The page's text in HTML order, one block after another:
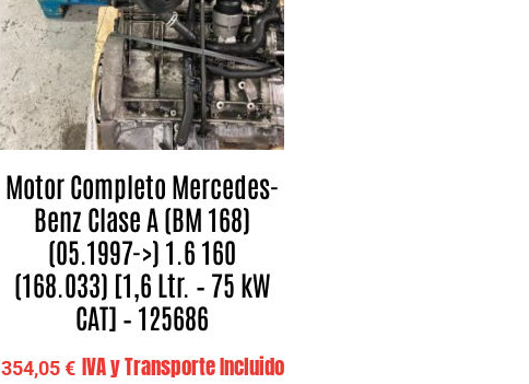
Motor Completo Mercedes-
Benz Clase A (BM 168)
(05.1997->) 1.6 160
(168.033) [1,6 Ltr. – 75 kW
CAT] – 125686
354,05€ IVA y Transporte Incluido